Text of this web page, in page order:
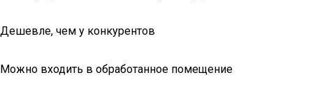
Дешевле, чем у конкурентов
Можно входить в обработанное помещение